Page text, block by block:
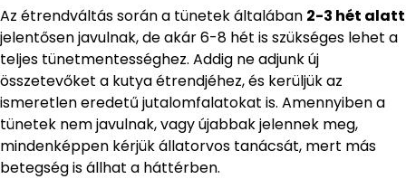
Az étrendváltás során a tünetek általában 2-3 hét alatt
jelentősen javulnak, de akár 6-8 hét is szükséges lehet a
teljes tünetmentességhez. Addig ne adjunk új
összetevőket a kutya étrendjéhez, és kerüljük az
ismeretlen eredetű jutalomfalatokat is. Amennyiben a
tünetek nem javulnak, vagy újabbak jelennek meg,
mindenképpen kérjük állatorvos tanácsát, mert más
betegség is állhat a háttérben.